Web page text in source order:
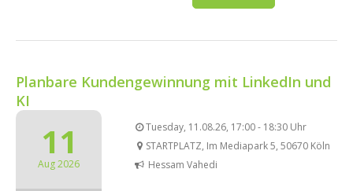
Planbare Kundengewinnung mit LinkedIn und
KI
11
Aug 2026
Tuesday, 11.08.26, 17:00 - 18:30 Uhr
STARTPLATZ, Im Mediapark 5, 50670 Köln
Hessam Vahedi